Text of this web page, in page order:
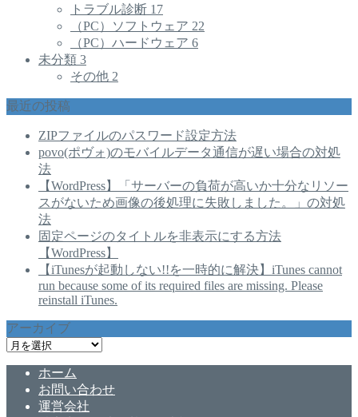
トラブル診断 17
（PC）ソフトウェア 22
（PC）ハードウェア 6
未分類 3
その他 2
最近の投稿
ZIPファイルのパスワード設定方法
povo(ポヴォ)のモバイルデータ通信が遅い場合の対処
法
【WordPress】「サーバーの負荷が高いか十分なリソー
スがないため画像の後処理に失敗しました。」の対処
法
固定ページのタイトルを非表示にする方法
【WordPress】
【iTunesが起動しない!!を一時的に解決】iTunes cannot
run because some of its required files are missing. Please
reinstall iTunes.
アーカイブ
ア
ホーム
お問い合わせ
運営会社